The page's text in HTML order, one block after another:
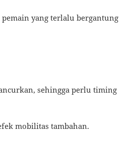
yang terlalu bergantung
sehingga perlu timing
mobilitas tambahan.